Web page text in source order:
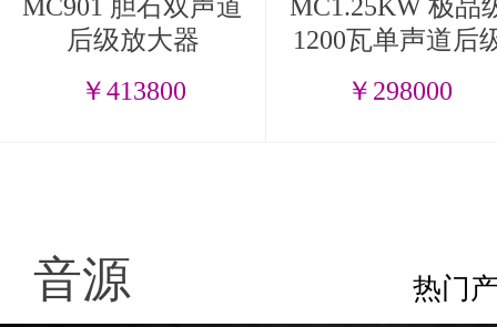
MC901 胆石双声道
后级放大器
￥413800
MC1.25KW 极品
1200瓦单声道后
￥298000
音源 热门